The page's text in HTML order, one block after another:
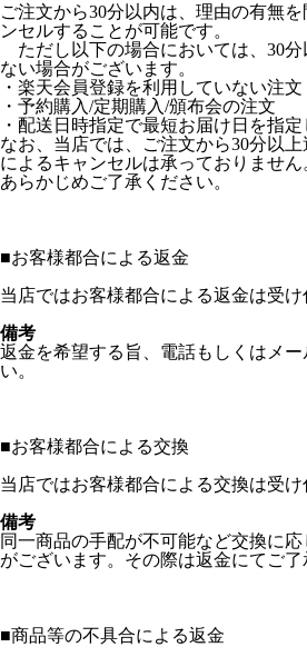
ご注文から30分以内は、理由の有無
ンセルすることが可能です。
ただし以下の場合においては、30分
ない場合がございます。
・楽天会員登録を利用していない注文
・予約購入/定期購入/頒布会の注文
・配送日時指定で最短お届け日を指
なお、当店では、ご注文から30分以
によるキャンセルは承っておりません
あらかじめご了承ください。
■お客様都合による返金
当店ではお客様都合による返金は受け
備考
返金を希望する旨、電話もしくはメ
い。
■お客様都合による交換
当店ではお客様都合による交換は受け
備考
同一商品の手配が不可能など交換に
がございます。その際は返金にてご了
■商品等の不具合による返金